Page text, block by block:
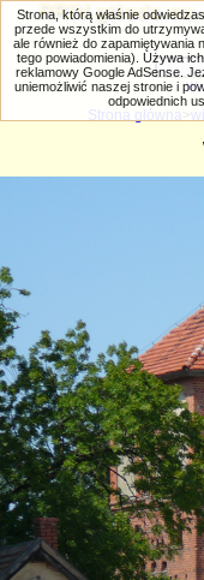
Strona główna
Strona, którą właśnie
przede wszystkim do
ale również do zapamiętywania
tego powiadomienia). Używa
reklamowy Google AdSense.
uniemożliwić naszej stronie i
odpowiednich